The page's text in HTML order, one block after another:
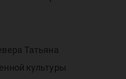
Татьяна
культуры